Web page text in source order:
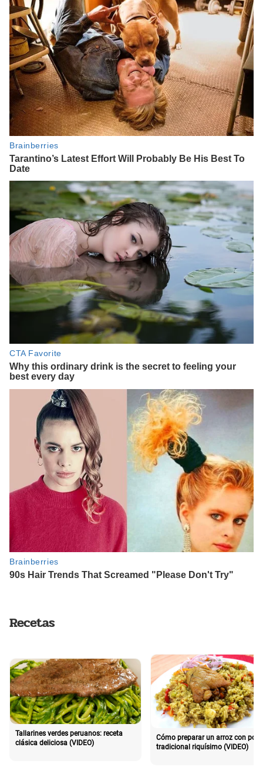
Recetas
Tallarines verdes peruanos: receta
clásica deliciosa (VIDEO)
Cómo preparar un arroz con pollo
tradicional riquísimo (VIDEO)